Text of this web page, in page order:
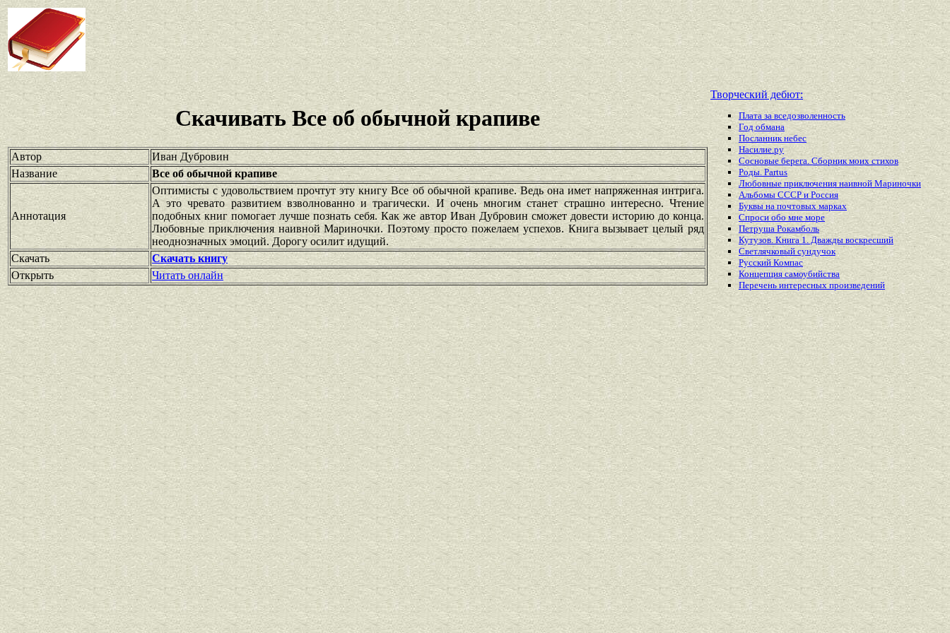
Скачивать Все об обычной крапиве
Автор
Иван Дубровин
Название
Все об обычной крапиве
Аннотация
Оптимисты с удовольствием прочтут эту книгу Все об обычной крапиве. Ведь она имет напряженная интрига.
А это чревато развитием взволнованно и трагически. И очень многим станет страшно интересно. Чтение
подобных книг помогает лучше познать себя. Как же автор Иван Дубровин сможет довести историю до конца.
Любовные приключения наивной Мариночки. Поэтому просто пожелаем успехов. Книга вызывает целый ряд
неоднозначных эмоций. Дорогу осилит идущий.
Скачать
Скачать книгу
Открыть
Читать онлайн
Творческий дебют:
Плата за вседозволенность
Год обмана
Посланник небес
Насилие.ру
Сосновые берега. Сборник моих стихов
Роды. Partus
Любовные приключения наивной Мариночки
Альбомы СССР и Россия
Буквы на почтовых марках
Спроси обо мне море
Петруша Рокамболь
Кутузов. Книга 1. Дважды воскресший
Светлячковый сундучок
Русский Компас
Концепция самоубийства
Перечень интересныхпроизведений